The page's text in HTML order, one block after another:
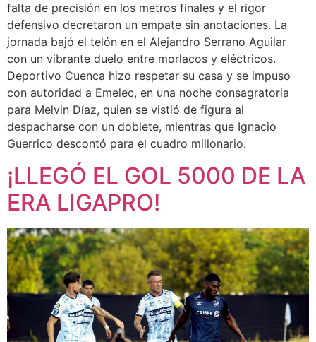
falta de precisión en los metros finales y el rigor
defensivo decretaron un empate sin anotaciones. La
jornada bajó el telón en el Alejandro Serrano Aguilar
con un vibrante duelo entre morlacos y eléctricos.
Deportivo Cuenca hizo respetar su casa y se impuso
con autoridad a Emelec, en una noche consagratoria
para Melvin Díaz, quien se vistió de figura al
despacharse con un doblete, mientras que Ignacio
Guerrico descontó para el cuadro millonario.
¡LLEGÓ EL GOL 5000 DE LA
ERA LIGAPRO!